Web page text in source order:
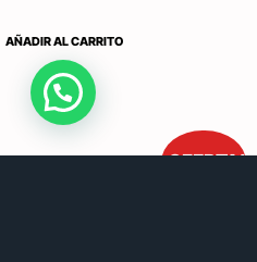
AÑADIR AL CARRITO
¡OFERTA!